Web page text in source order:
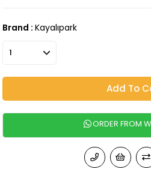
Brand : Kayalıpark